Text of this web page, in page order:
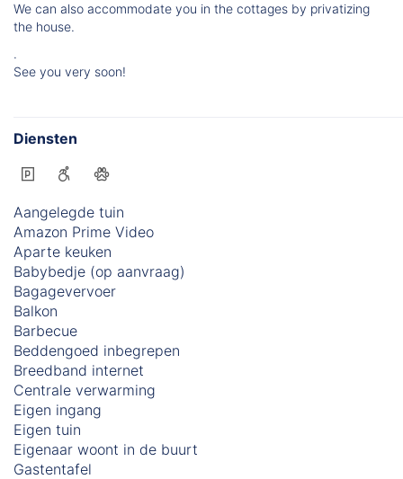
We can also accommodate you in the cottages by privatizing
the house.
.
See you very soon!
Diensten
Aangelegde tuin
Amazon Prime Video
Aparte keuken
Babybedje (op aanvraag)
Bagagevervoer
Balkon
Barbecue
Beddengoed inbegrepen
Breedband internet
Centrale verwarming
Eigen ingang
Eigen tuin
Eigenaar woont in de buurt
Gastentafel